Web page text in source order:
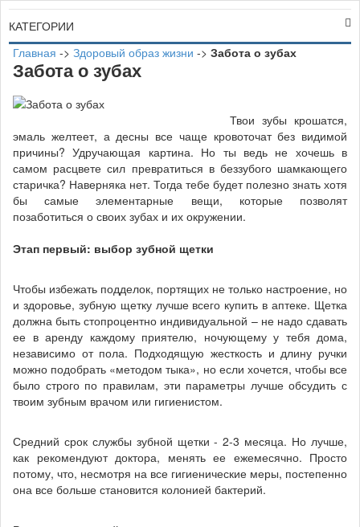
КАТЕГОРИИ
Главная -> Здоровый образ жизни -> Забота о зубах
Забота о зубах
Твои зубы крошатся,
эмаль желтеет, а десны все чаще кровоточат без видимой
причины? Удручающая картина. Но ты ведь не хочешь в
самом расцвете сил превратиться в беззубого шамкающего
старичка? Наверняка нет. Тогда тебе будет полезно знать хотя
бы самые элементарные вещи, которые позволят
позаботиться о своих зубах и их окружении.
Этап первый: выбор зубной щетки
Чтобы избежать подделок, портящих не только настроение, но
и здоровье, зубную щетку лучше всего купить в аптеке. Щетка
должна быть стопроцентно индивидуальной – не надо сдавать
ее в аренду каждому приятелю, ночующему у тебя дома,
независимо от пола. Подходящую жесткость и длину ручки
можно подобрать «методом тыка», но если хочется, чтобы все
было строго по правилам, эти параметры лучше обсудить с
твоим зубным врачом или гигиенистом.
Средний срок службы зубной щетки - 2-3 месяца. Но лучше,
как рекомендуют доктора, менять ее ежемесячно. Просто
потому, что, несмотря на все гигиенические меры, постепенно
она все больше становится колонией бактерий.